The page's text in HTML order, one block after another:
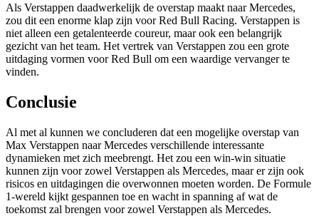
Als Verstappen daadwerkelijk de overstap maakt naar Mercedes,
zou dit een enorme klap zijn voor Red Bull Racing. Verstappen is
niet alleen een getalenteerde coureur, maar ook een belangrijk
gezicht van het team. Het vertrek van Verstappen zou een grote
uitdaging vormen voor Red Bull om een waardige vervanger te
vinden.
Conclusie
Al met al kunnen we concluderen dat een mogelijke overstap van
Max Verstappen naar Mercedes verschillende interessante
dynamieken met zich meebrengt. Het zou een win-win situatie
kunnen zijn voor zowel Verstappen als Mercedes, maar er zijn ook
risicos en uitdagingen die overwonnen moeten worden. De Formule
1-wereld kijkt gespannen toe en wacht in spanning af wat de
toekomst zal brengen voor zowel Verstappen als Mercedes.